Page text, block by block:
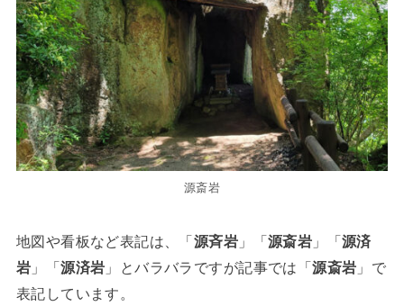
源斎岩
地図や看板など表記は、「源斉岩 」「源斎岩 」「源済
岩 」「源済岩 」とバラバラですが記事では「源斎岩 」で
表記しています。